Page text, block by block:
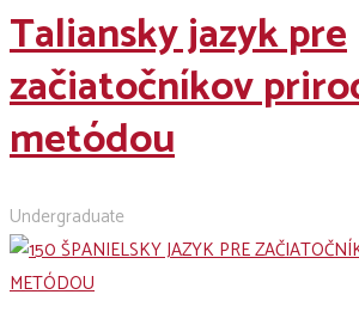
Taliansky jazyk pre
začiatočníkov
metódou
Undergraduate